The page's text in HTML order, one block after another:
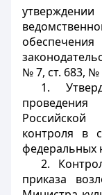
№ 7, ст. 683, №
1.
контроля в
федеральных
2.
приказа